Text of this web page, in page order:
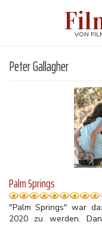
VON
Peter Gallagher
Palm Springs
"Palm Springs" war
2020 zu werden.